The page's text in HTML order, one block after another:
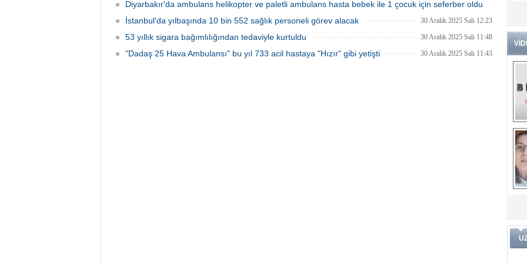
Diyarbakır'da ambulans helikopter ve paletli ambulans hasta bebek ile 1 çocuk için seferber oldu
31 Aralık 2025 Çarşamba 14:43
İstanbul'da yılbaşında 10 bin 552 sağlık personeli görev alacak 30 Aralık 2025 Salı 12:23
53 yıllık sigara bağımlılığından tedaviyle kurtuldu 30 Aralık 2025 Salı 11:48
"Dadaş 25 Hava Ambulansı" bu yıl 733 acil hastaya "Hızır" gibi yetişti 30 Aralık 2025 Salı 11:43